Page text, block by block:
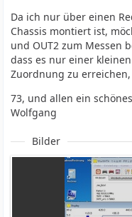
Da ich nur über einen
Chassis montiert ist,
und OUT2 zum Messen
dass es nur einer
Zuordnung zu
73, und allen ein
Wolfgang
Bilder